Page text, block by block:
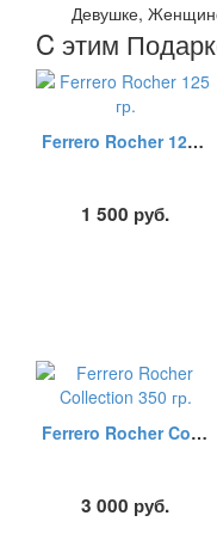
Девушке,
C этим
Ferrero Rocher 125 гр.
1 500 руб.
Ferrero Rocher Collection 350 гр.
3 000 руб.